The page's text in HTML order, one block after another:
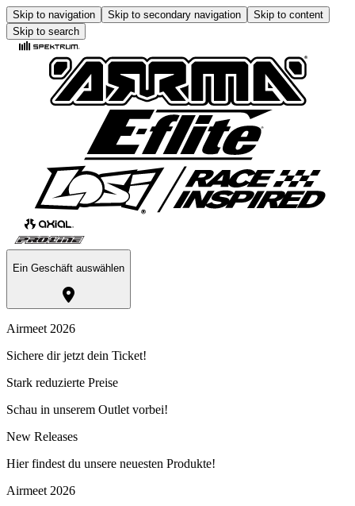
Skip to navigation Skip to secondary navigation
Skip to content
Skip to search
Ein Geschäft auswählen
Airmeet 2026
Sichere dir jetzt dein Ticket!
Stark reduzierte Preise
Schau in unserem Outlet vorbei!
New Releases
Hier findest du unsere neuesten Produkte!
Airmeet 2026